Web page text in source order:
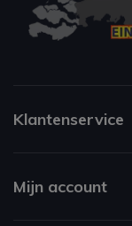
Klantenservice
Mijn account